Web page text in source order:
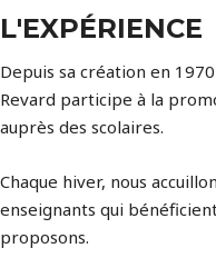
L'EXPÉRIENCE
Depuis sa création en
Revard participe à la
auprès des scolaires.
Chaque hiver, nous
enseignants qui
proposons.